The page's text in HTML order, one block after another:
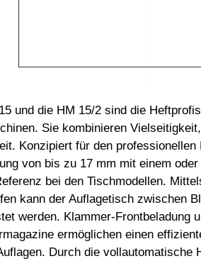
und die HM 15/2 sind die
Sie kombinieren
Konzipiert für den
von bis zu 17 mm mit einem
bei den Tischmodellen.
kann der Auflagetisch zwischen
werden. Klammer-Frontbeladung
ermöglichen einen
Durch die vollautomatische